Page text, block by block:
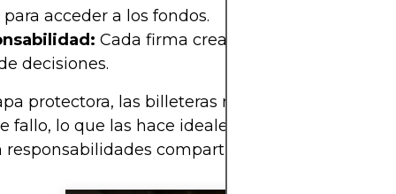
para acceder a los fondos.
Cada firma crea un registro
decisiones.
protectora, las billeteras multifirma
fallo, lo que las hace ideales para escenarios
compartidas o activos de alto